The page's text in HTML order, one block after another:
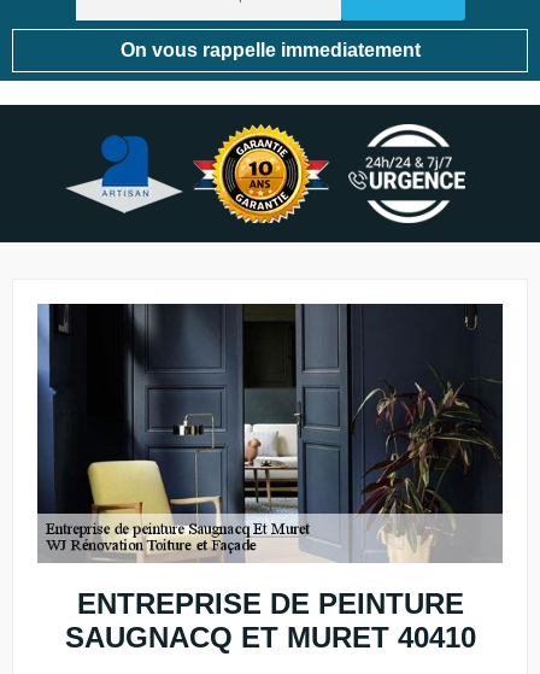
On vous rappelle immediatement
ENTREPRISE DE PEINTURE
SAUGNACQ ET MURET 40410